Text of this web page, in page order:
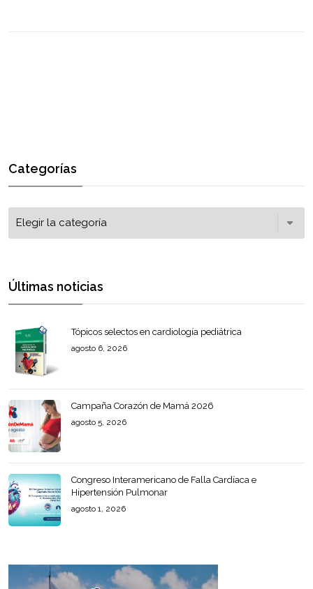
Categorías
Últimas noticias
Tópicos selectos en cardiología pediátrica
agosto 6, 2026
Campaña Corazón de Mamá 2026
agosto 5, 2026
Congreso Interamericano de Falla Cardíaca e
Hipertensión Pulmonar
agosto 1, 2026